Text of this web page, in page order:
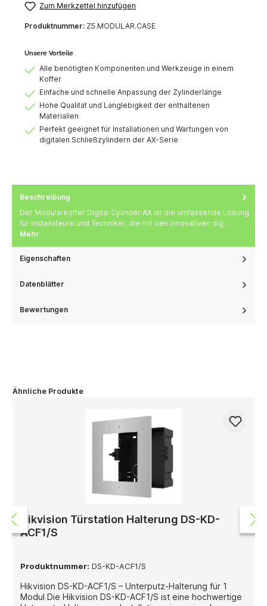
Zum Merkzettel hinzufügen
Produktnummer: Z5.MODULAR.CASE
Unsere Vorteile
Alle benötigten Komponenten und Werkzeuge in einem
Koffer
Einfache und schnelle Anpassung der Zylinderlänge
Hohe Qualität und Langlebigkeit der enthaltenen
Materialien
Perfekt geeignet für Installationen und Wartungen von
digitalen Schließzylindern der AX-Serie
Beschreibung
Der Modularkoffer Digital Cylinder AX ist die umfassende Lösung
für Installateure und Techniker, die mit den innovativen dig…
Mehr
Eigenschaften
Datenblätter
Bewertungen
Ähnliche Produkte
Hikvision Türstation Halterung DS-KD-
ACF1/S
Produktnummer: DS-KD-ACF1/S
Hikvision DS-KD-ACF1/S – Unterputz-Halterung für 1
Modul Die Hikvision DS-KD-ACF1/S ist eine hochwertige